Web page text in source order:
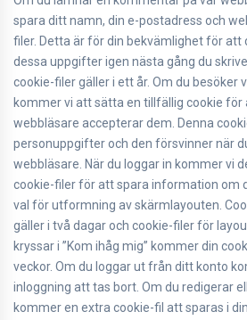
spara ditt namn, din e-postadress och
filer. Detta är för din bekvämlighet för att
dessa uppgifter igen nästa gång du
cookie-filer gäller i ett år. Om du besöker
kommer vi att sätta en tillfällig cookie för
webbläsare accepterar dem. Denna
personuppgifter och den försvinner när
webbläsare. När du loggar in kommer vi
cookie-filer för att spara information om
val för utformning av skärmlayouten.
gäller i två dagar och cookie-filer för
kryssar i ”Kom ihåg mig” kommer din
veckor. Om du loggar ut från ditt konto
inloggning att tas bort. Om du redigerar
kommer en extra cookie-fil att sparas i